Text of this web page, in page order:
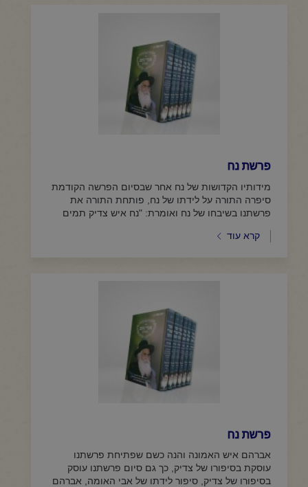
פרשת נח
מידותיו הקדושות של נח אחר שבסיום הפרשה הקודמת
סיפרה התורה על לידתו של נח, פותחת התורה את
פרשתנו בשיבחו של נח ואומרת: "נח איש צדיק תמים
קרא עוד
פרשת נח
אברהם איש האמונה והנה כשם שפתיחת פרשתנו
עוסקת בסיפורו של צדיק, כך גם סיום פרשתנו עוסק
בסיפורו של צדיק, סיפור לידתו של אבי האומה, אברהם